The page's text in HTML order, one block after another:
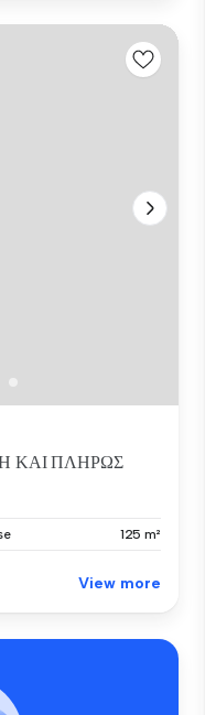
ΚΑΙ ΠΛΗΡΩΣ
125 m²
View more